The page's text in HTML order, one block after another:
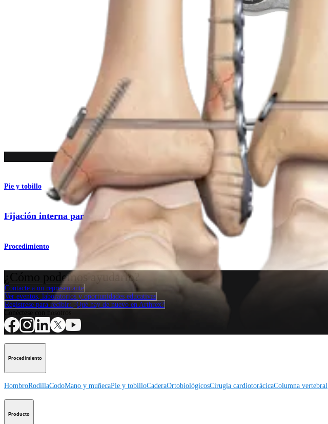
Pie y tobillo
Fijación interna para fractura de tobillo
Procedimiento
¿Cómo podemos ayudarlo?
Contacte a un representante
Ver eventos, laboratorios y oportunidades educativas
Regístrese para recibir: ¿Qué hay de nuevo en Arthrex?
Conéctese con nosotros
Procedimiento
HombroRodillaCodoMano y muñecaPie y tobilloCaderaOrtobiológicosCirugía cardiotorácicaColumna vertebral
Producto